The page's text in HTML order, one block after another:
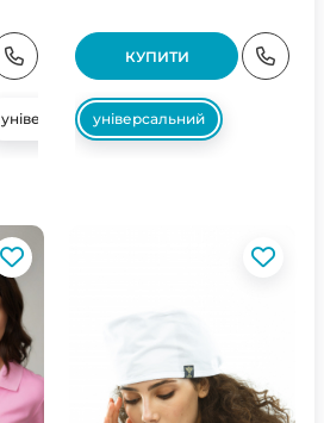
універсальний
КУПИТИ
універсальний